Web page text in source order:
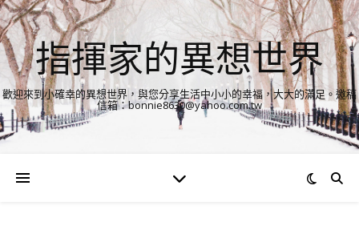
指揮家的異想世界
歡迎來到小確幸的異想世界，與您分享生活中小小的幸福，大大的滿足。邀稿
信箱：bonnie8630@yahoo.com.tw